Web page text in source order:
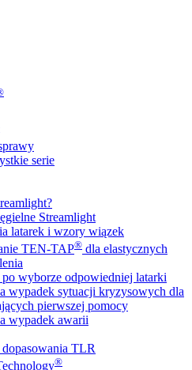
serie
Streamlight
latarek i wzory wiązek
TEN-TAP® dla elastycznych
wyborze odpowiedniej latarki
wypadek sytuacji kryzysowych dla
pierwszej pomocy
wypadek awarii
TLR
®